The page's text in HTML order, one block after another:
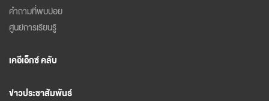
คำถามที่พบบ่อย
ศูนย์การเรียนรู้
เคอีเอ็กซ์ คลับ
ข่าวประชาสัมพันธ์